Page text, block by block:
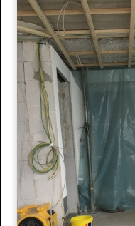
Ihre Vorteile
Produkte
Stuckgesims
Stuckleisten
Stuck-Rosetten
Natursteine
Referenzen
Altbausanierung
Hausnummern
Design
Stuckdecken